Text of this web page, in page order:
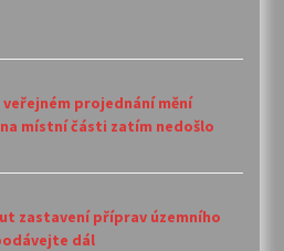
veřejném projednání mění
místní části zatím nedošlo
zastavení příprav územního
dál